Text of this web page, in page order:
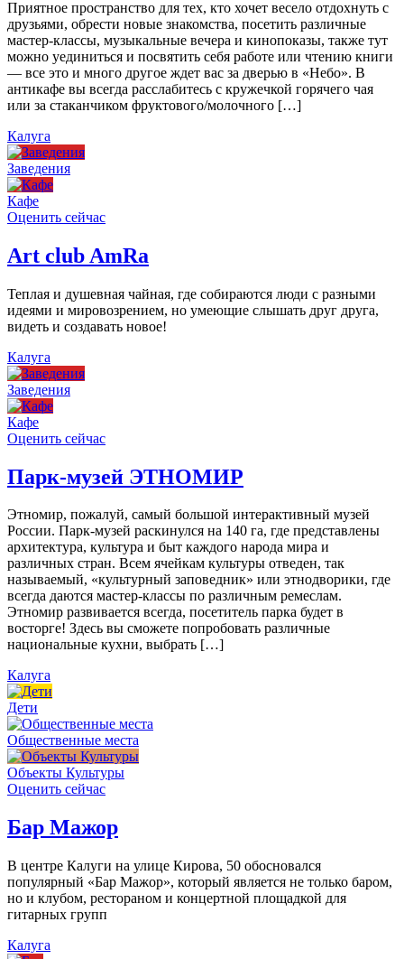
Приятное пространство для тех, кто хочет весело отдохнуть с
друзьями, обрести новые знакомства, посетить различные
мастер-классы, музыкальные вечера и кинопоказы, также тут
можно уединиться и посвятить себя работе или чтению книги
— все это и много другое ждет вас за дверью в «Небо». В
антикафе вы всегда расслабитесь с кружечкой горячего чая
или за стаканчиком фруктового/молочного […]
Калуга
Заведения
Кафе
Оценить сейчас
Art сlub AmRa
Теплая и душевная чайная, где собираются люди с разными
идеями и мировозрением, но умеющие слышать друг друга,
видеть и создавать новое!
Калуга
Заведения
Кафе
Оценить сейчас
Парк-музей ЭТНОМИР
Этномир, пожалуй, самый большой интерактивный музей
России. Парк-музей раскинулся на 140 га, где представлены
архитектура, культура и быт каждого народа мира и
различных стран. Всем ячейкам культуры отведен, так
называемый, «культурный заповедник» или этнодворики, где
всегда даются мастер-классы по различным ремеслам.
Этномир развивается всегда, посетитель парка будет в
восторге! Здесь вы сможете попробовать различные
национальные кухни, выбрать […]
Калуга
Дети
Общественные места
Объекты Культуры
Оценить сейчас
Бар Мажор
В центре Калуги на улице Кирова, 50 обосновался
популярный «Бар Мажор», который является не только баром,
но и клубом, рестораном и концертной площадкой для
гитарных групп
Калуга